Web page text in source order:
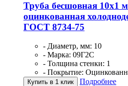
Труба бесшовная 10х1
оцинкованная
ГОСТ 8734-75
- Диаметр, мм: 10
- Марка: 09Г2С
- Толщина стенки: 1
- Покрытие:
Купить в 1 клик Подробнее